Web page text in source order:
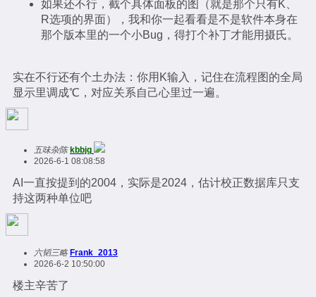
如果还不行，截个具体面板的图（就是那个只有K、
R选项的界面），我和你一起看看是不是软件本身在
那个版本里的一个小Bug，得打个补丁才能用摄氏。
实在不行还有个土办法：你用K输入，记住在流程图的全局
显示里调成℃，对应关系自己心里过一遍。
五味杂陈 kbbjq
2026-6-1 08:08:58
AI一直按提到的2004，实际是2024，估计校正数据库只支
持这两种单位吧
六韬三略 Frank_2013
2026-6-2 10:50:00
楼主辛苦了